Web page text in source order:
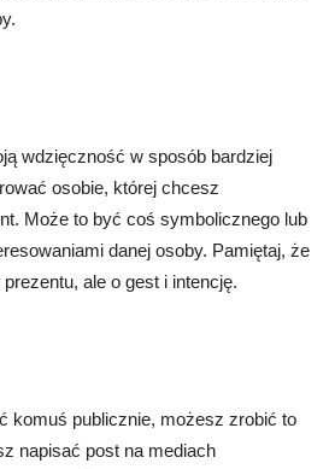
wdzięczność w sposób bardziej
osobie, której chcesz
Może to być coś symbolicznego lub
danej osoby. Pamiętaj, że
ale o gest i intencję.
komuś publicznie, możesz zrobić to
napisać post na mediach